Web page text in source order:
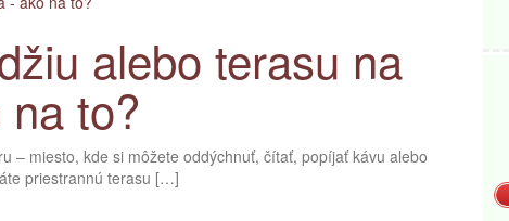
alebo terasu na
to?
– miesto, kde si môžete oddýchnuť, čítať, popíjať kávu alebo
priestrannú terasu […]